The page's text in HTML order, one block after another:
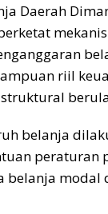
Daerah
riil
belanja
peraturan
belanja modal